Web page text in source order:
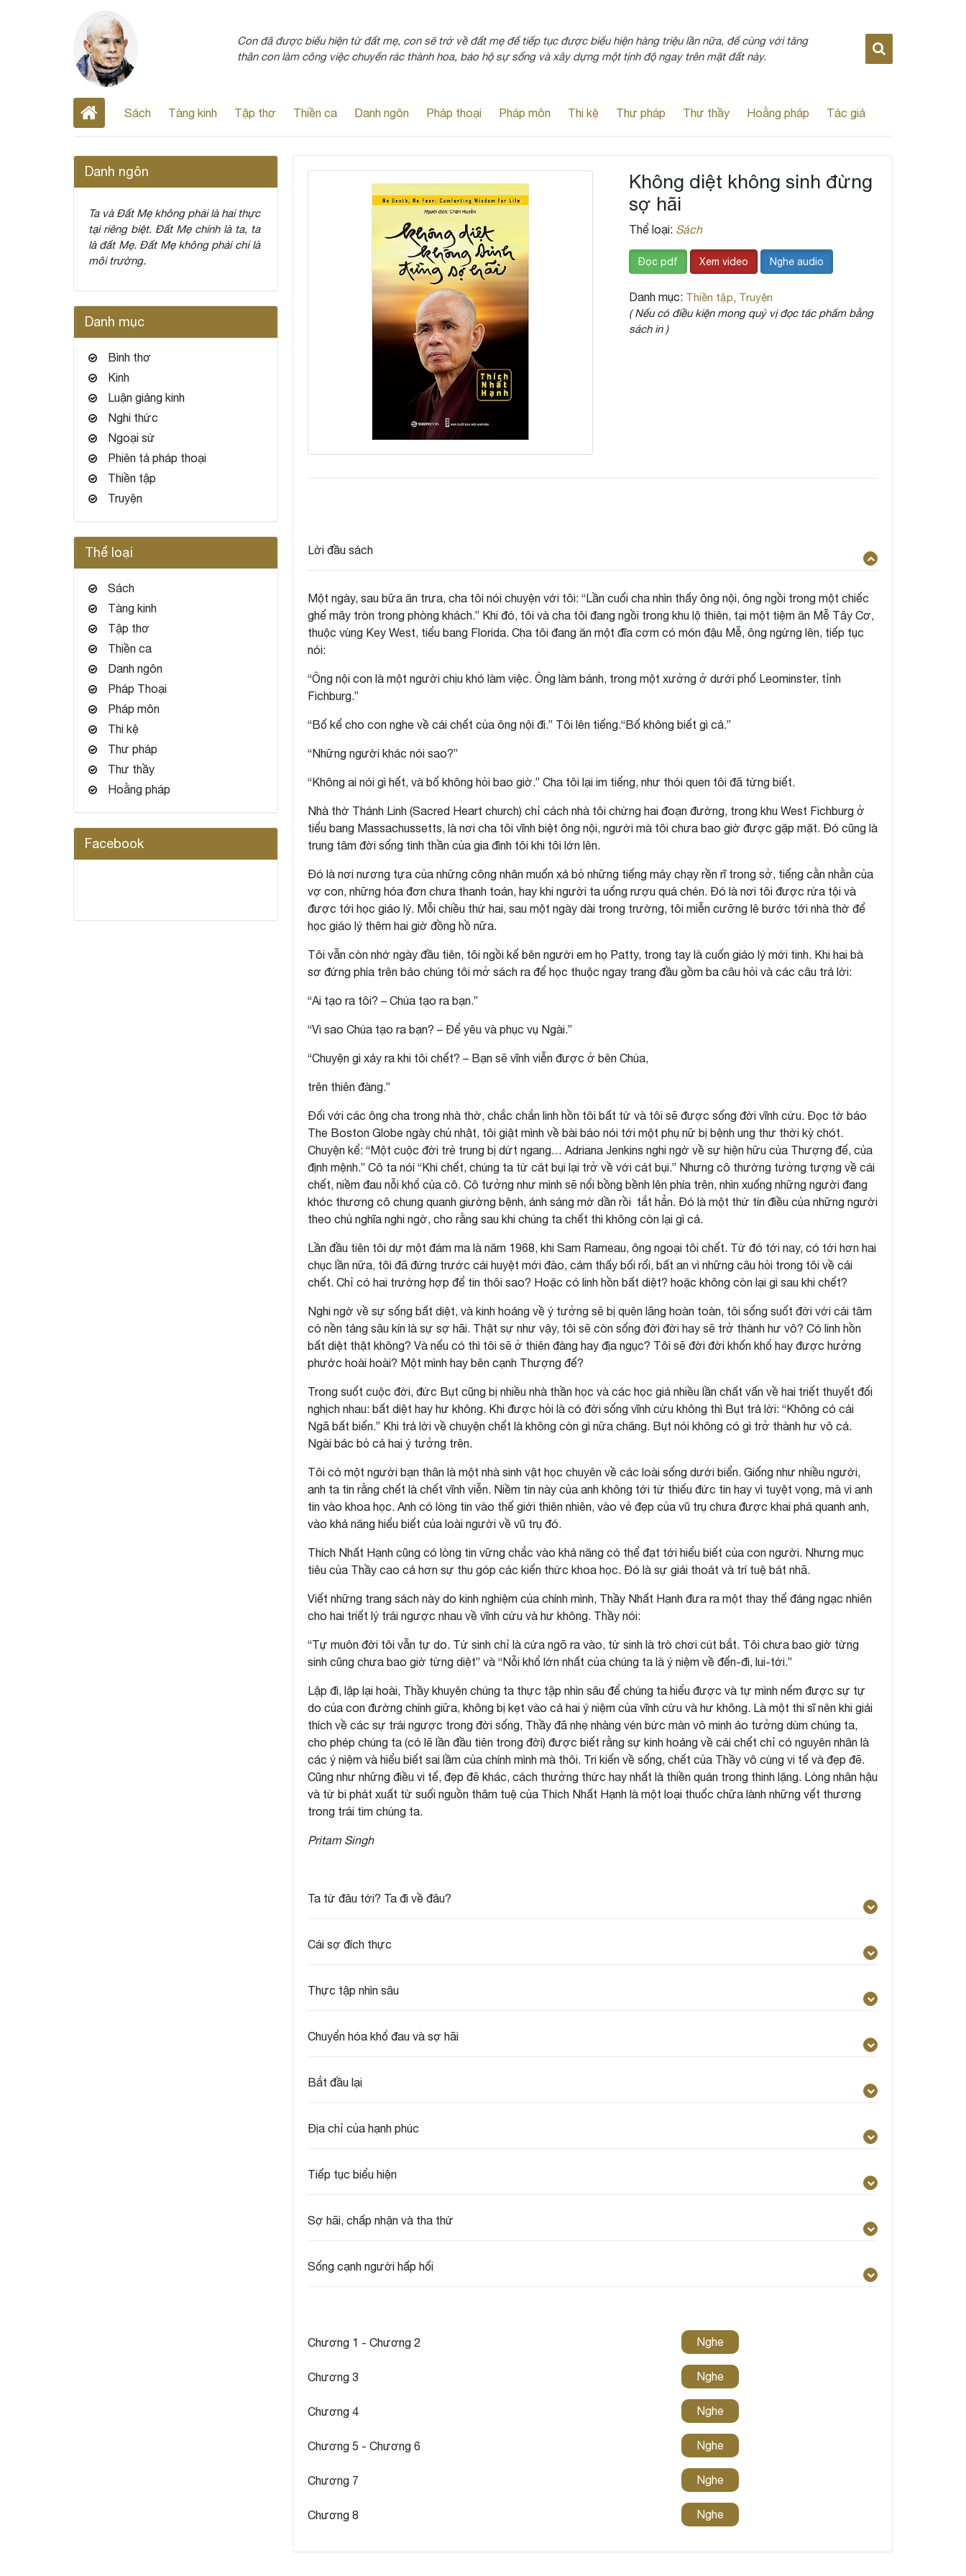
Con đã được biểu hiện từ đất mẹ, con sẽ trở về đất mẹ để tiếp tục được biểu hiện hàng triệu lần nữa, để cùng với tăng
thân con làm công việc chuyển rác thành hoa, bảo hộ sự sống và xây dựng một tịnh độ ngay trên mặt đất này.
Sách Tàng kinh Tập thơ Thiền ca Danh ngôn Pháp thoại Pháp môn Thi kệ Thư pháp Thư thầy Hoằng pháp Tác giả
Không diệt không sinh đừng
sợ hãi
Thể loại: Sách
Đọc pdf Xem video Nghe audio
Danh mục: Thiền tập, Truyện
( Nếu có điều kiện mong quý vị đọc tác phẩm bằng
sách in )
Lời đầu sách
Một ngày, sau bữa ăn trưa, cha tôi nói chuyện với tôi: “Lần cuối cha nhìn thấy ông nội, ông ngồi trong một chiếc
ghế mây tròn trong phòng khách.” Khi đó, tôi và cha tôi đang ngồi trong khu lộ thiên, tại một tiệm ăn Mễ Tây Cơ,
thuộc vùng Key West, tiểu bang Florida. Cha tôi đang ăn một đĩa cơm có món đậu Mễ, ông ngửng lên, tiếp tục
nói:
“Ông nội con là một người chịu khó làm việc. Ông làm bánh, trong một xưởng ở dưới phố Leominster, tỉnh
Fichburg.”
“Bố kể cho con nghe về cái chết của ông nội đi.” Tôi lên tiếng.“Bố không biết gì cả.”
“Những người khác nói sao?”
“Không ai nói gì hết, và bố không hỏi bao giờ.” Cha tôi lại im tiếng, như thói quen tôi đã từng biết.
Nhà thờ Thánh Linh (Sacred Heart church) chỉ cách nhà tôi chừng hai đoạn đường, trong khu West Fichburg ở
tiểu bang Massachussetts, là nơi cha tôi vĩnh biệt ông nội, người mà tôi chưa bao giờ được gặp mặt. Đó cũng là
trung tâm đời sống tinh thần của gia đình tôi khi tôi lớn lên.
Đó là nơi nương tựa của những công nhân muốn xả bỏ những tiếng máy chạy rền rĩ trong sở, tiếng cằn nhằn của
vợ con, những hóa đơn chưa thanh toán, hay khi người ta uống rượu quá chén. Đó là nơi tôi được rửa tội và
được tới học giáo lý. Mỗi chiều thứ hai, sau một ngày dài trong trường, tôi miễn cưỡng lê bước tới nhà thờ để
học giáo lý thêm hai giờ đồng hồ nữa.
Tôi vẫn còn nhớ ngày đầu tiên, tôi ngồi kế bên người em họ Patty, trong tay là cuốn giáo lý mới tinh. Khi hai bà
sơ đứng phía trên bảo chúng tôi mở sách ra để học thuộc ngay trang đầu gồm ba câu hỏi và các câu trả lời:
“Ai tạo ra tôi? – Chúa tạo ra bạn.”
“Vì sao Chúa tạo ra bạn? – Để yêu và phục vụ Ngài.”
“Chuyện gì xảy ra khi tôi chết? – Bạn sẽ vĩnh viễn được ở bên Chúa,
trên thiên đàng.”
Đối với các ông cha trong nhà thờ, chắc chắn linh hồn tôi bất tử và tôi sẽ được sống đời vĩnh cửu. Đọc tờ báo
The Boston Globe ngày chủ nhật, tôi giật mình về bài báo nói tới một phụ nữ bị bệnh ung thư thời kỳ chót.
Chuyện kể: “Một cuộc đời trẻ trung bị dứt ngang… Adriana Jenkins nghi ngờ về sự hiện hữu của Thượng đế, của
định mệnh.” Cô ta nói “Khi chết, chúng ta từ cát bụi lại trở về với cát bụi.” Nhưng cô thường tưởng tượng về cái
chết, niềm đau nỗi khổ của cô. Cô tưởng như mình sẽ nổi bồng bềnh lên phía trên, nhìn xuống những người đang
khóc thương cô chung quanh giường bệnh, ánh sáng mờ dần rồi tắt hẳn. Đó là một thứ tín điều của những người
theo chủ nghĩa nghi ngờ, cho rằng sau khi chúng ta chết thì không còn lại gì cả.
Lần đầu tiên tôi dự một đám ma là năm 1968, khi Sam Rameau, ông ngoại tôi chết. Từ đó tới nay, có tới hơn hai
chục lần nữa, tôi đã đứng trước cái huyệt mới đào, cảm thấy bối rối, bất an vì những câu hỏi trong tôi về cái
chết. Chỉ có hai trường hợp để tin thôi sao? Hoặc có linh hồn bất diệt? hoặc không còn lại gì sau khi chết?
Nghi ngờ về sự sống bất diệt, và kinh hoảng về ý tưởng sẽ bị quên lãng hoàn toàn, tôi sống suốt đời với cái tâm
có nền tảng sâu kín là sự sợ hãi. Thật sự như vậy, tôi sẽ còn sống đời đời hay sẽ trở thành hư vô? Có linh hồn
bất diệt thật không? Và nếu có thì tôi sẽ ở thiên đàng hay địa ngục? Tôi sẽ đời đời khốn khổ hay được hưởng
phước hoài hoài? Một mình hay bên cạnh Thượng đế?
Trong suốt cuộc đời, đức Bụt cũng bị nhiều nhà thần học và các học giả nhiều lần chất vấn về hai triết thuyết đối
nghịch nhau: bất diệt hay hư không. Khi được hỏi là có đời sống vĩnh cửu không thì Bụt trả lời: “Không có cái
Ngã bất biến.” Khi trả lời về chuyện chết là không còn gì nữa chăng. Bụt nói không có gì trở thành hư vô cả.
Ngài bác bỏ cả hai ý tưởng trên.
Tôi có một người bạn thân là một nhà sinh vật học chuyên về các loài sống dưới biển. Giống như nhiều người,
anh ta tin rằng chết là chết vĩnh viễn. Niềm tin này của anh không tới từ thiếu đức tin hay vì tuyệt vọng, mà vì anh
tin vào khoa học. Anh có lòng tin vào thế giới thiên nhiên, vào vẻ đẹp của vũ trụ chưa được khai phá quanh anh,
vào khả năng hiểu biết của loài người về vũ trụ đó.
Thích Nhất Hạnh cũng có lòng tin vững chắc vào khả năng có thể đạt tới hiểu biết của con người. Nhưng mục
tiêu của Thầy cao cả hơn sự thu góp các kiến thức khoa học. Đó là sự giải thoát và trí tuệ bát nhã.
Viết những trang sách này do kinh nghiệm của chính mình, Thầy Nhất Hạnh đưa ra một thay thế đáng ngạc nhiên
cho hai triết lý trái ngược nhau về vĩnh cửu và hư không. Thầy nói:
“Tự muôn đời tôi vẫn tự do. Tử sinh chỉ là cửa ngõ ra vào, tử sinh là trò chơi cút bắt. Tôi chưa bao giờ từng
sinh cũng chưa bao giờ từng diệt” và “Nỗi khổ lớn nhất của chúng ta là ý niệm về đến-đi, lui-tới.”
Lập đi, lập lại hoài, Thầy khuyên chúng ta thực tập nhìn sâu để chúng ta hiểu được và tự mình nếm được sự tự
do của con đường chính giữa, không bị kẹt vào cả hai ý niệm của vĩnh cửu và hư không. Là một thi sĩ nên khi giải
thích về các sự trái ngược trong đời sống, Thầy đã nhẹ nhàng vén bức màn vô minh ảo tưởng dùm chúng ta,
cho phép chúng ta (có lẽ lần đầu tiên trong đời) được biết rằng sự kinh hoảng về cái chết chỉ có nguyên nhân là
các ý niệm và hiểu biết sai lầm của chính mình mà thôi. Tri kiến về sống, chết của Thầy vô cùng vi tế và đẹp đẽ.
Cũng như những điều vi tế, đẹp đẽ khác, cách thưởng thức hay nhất là thiền quán trong thinh lặng. Lòng nhân hậu
và từ bi phát xuất từ suối nguồn thâm tuệ của Thích Nhất Hạnh là một loại thuốc chữa lành những vết thương
trong trái tim chúng ta.
Pritam Singh
Ta từ đâu tới? Ta đi về đâu?
Cái sợ đích thực
Thực tập nhìn sâu
Chuyển hóa khổ đau và sợ hãi
Bắt đầu lại
Địa chỉ của hạnh phúc
Tiếp tục biểu hiện
Sợ hãi, chấp nhận và tha thứ
Sống cạnh người hấp hối
Chương 1 - Chương 2 Nghe
Chương 3 Nghe
Chương 4 Nghe
Chương 5 - Chương 6 Nghe
Chương 7 Nghe
Chương 8 Nghe
Danh ngôn
Ta và Đất Mẹ không phải là hai thực
tại riêng biệt. Đất Mẹ chính là ta, ta
là đất Mẹ. Đất Mẹ không phải chỉ là
môi trường.
Danh mục
Bình thơ
Kinh
Luận giảng kinh
Nghi thức
Ngoại sử
Phiên tả pháp thoại
Thiền tập
Truyện
Thể loại
Sách
Tàng kinh
Tập thơ
Thiền ca
Danh ngôn
Pháp Thoại
Pháp môn
Thi kệ
Thư pháp
Thư thầy
Hoằng pháp
Facebook